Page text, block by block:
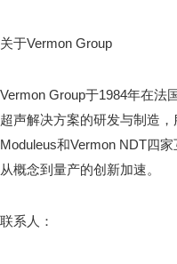
关于Vermon Group
Vermon Group于1984年在法
超声解决方案的研发与制造
Moduleus和Vermon NDT四
从概念到量产的创新加速。
联系人：